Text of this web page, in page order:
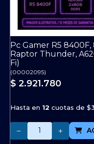
Pc Gamer R5 8400F,
Raptor Thunder,
Fi)
(00002095)
$ 2.921.780
Hasta en 12 cuotas de